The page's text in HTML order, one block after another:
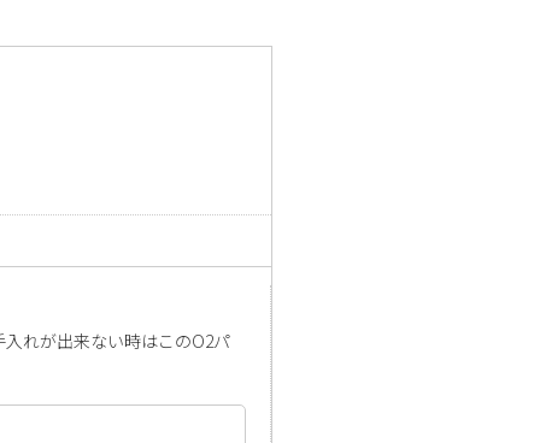
れが出来ない時はこのO2パ